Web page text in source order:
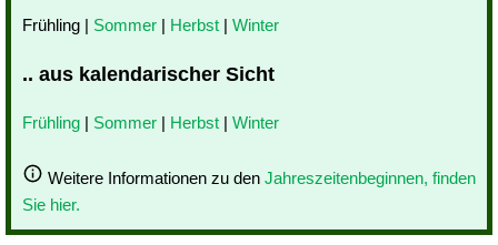
Frühling | Sommer | Herbst | Winter
.. aus kalendarischer Sicht
Frühling | Sommer | Herbst | Winter
Weitere Informationen zu den Jahreszeitenbeginnen, finden
Sie hier.